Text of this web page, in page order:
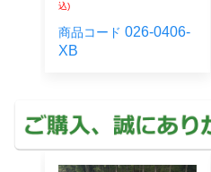
込)
商品コード 026-0406-
XB